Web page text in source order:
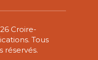
Croire-
Tous
réservés.